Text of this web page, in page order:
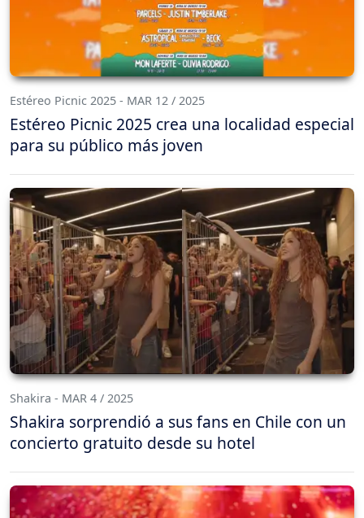
Estéreo Picnic 2025 - MAR 12 / 2025
Estéreo Picnic 2025 crea una localidad especial
para su público más joven
Shakira - MAR 4 / 2025
Shakira sorprendió a sus fans en Chile con un
concierto gratuito desde su hotel